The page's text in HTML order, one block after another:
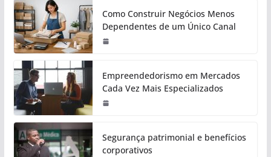
Como Construir Negócios Menos
Dependentes de um Único Canal
Empreendedorismo em Mercados
Cada Vez Mais Especializados
Segurança patrimonial e benefícios
corporativos